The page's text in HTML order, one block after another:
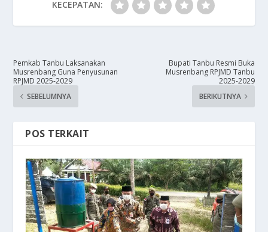
KECEPATAN:
Pemkab Tanbu Laksanakan
Musrenbang Guna Penyusunan
RPJMD 2025-2029
SEBELUMNYA
Bupati Tanbu Resmi Buka
Musrenbang RPJMD Tanbu
2025-2029
BERIKUTNYA
POS TERKAIT